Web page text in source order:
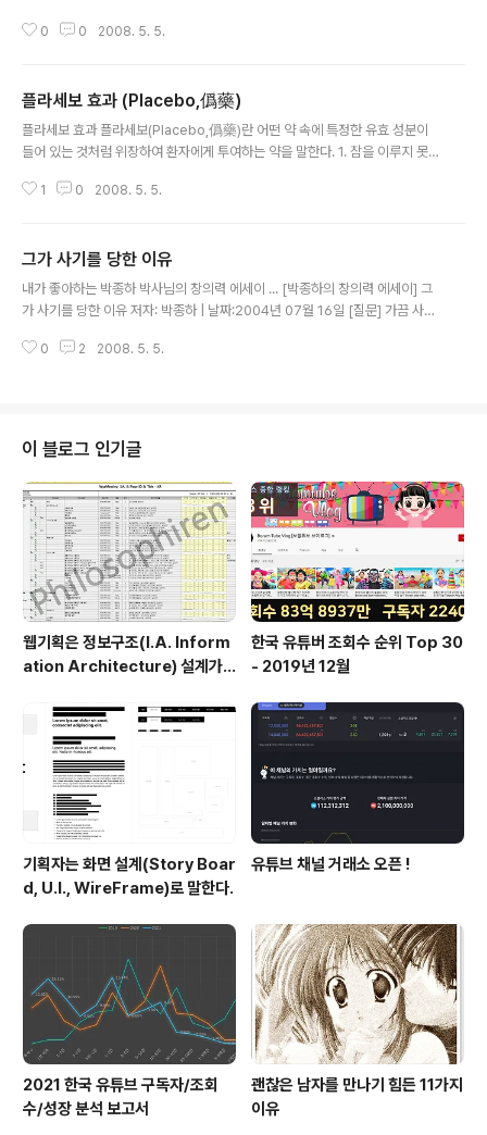
0 0 2008. 5. 5.
플라세보 효과 (Placebo,僞藥)
플라세보 효과 플라세보(Placebo,僞藥)란 어떤 약 속에 특정한 유효 성분이
들어 있는 것처럼 위장하여 환자에게 투여하는 약을 말한다. 1. 잠을 이루지 못
편안하게 잠든다고 한다. 또한 열이 나는 환자에게 증류수를 해열제로 위장하여
액체는 살충제가 아닌 독이 없는 다른 액체로 확인되었다. 그녀가 마신 액체는
사람을 죽일 수 있는 것이 아니었는데도 그녀는 살충제를 먹었다는 심적인 충격
때문에 죽은 것이다. 3. 수술을 받아야 할 어느 마음 약한 여인은 자기의 배에 칼
1 0 2008. 5. 5.
그가 사기를 당한 이유
내가 좋아하는 박종하 박사님의 창의력 에세이 ... [박종하의 창의력 에세이] 그
가 사기를 당한 이유 저자: 박종하 | 날짜:2004년 07월 16일 [질문] 가끔 사기
사기를 잘 당할까? 어떤 사람이 남에게 잘 속아서 피해를 입을까? 당신은 사기
사람은 더 많이 속고, 어떤 사람은 크게 속지 않는다. 그럼, 어떤 사람이 남에게
더 잘 속을까? 어떤 사람이 더 많이 사기를 당할까? 어리버리하고, 똑..
0 2 2008. 5. 5.
이 블로그 인기글
웹기획은 정보구조(I.A. Inform
ation Architecture) 설계가
한국 유튜버 조회수 순위 Top 30
- 2019년 12월
기획자는 화면 설계(Story Boar
d, U.I., WireFrame)로 말한다.
유튜브 채널 거래소 오픈 !
2021 한국 유튜브 구독자/조회
수/성장 분석 보고서
괜찮은 남자를 만나기 힘든 11가지
이유